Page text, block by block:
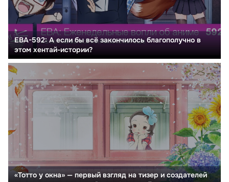
ЕВА-592: А если бы всё закончилось благополучно в
этом хентай-истории?
«Тотто у окна» — первый взгляд на тизер и создателей